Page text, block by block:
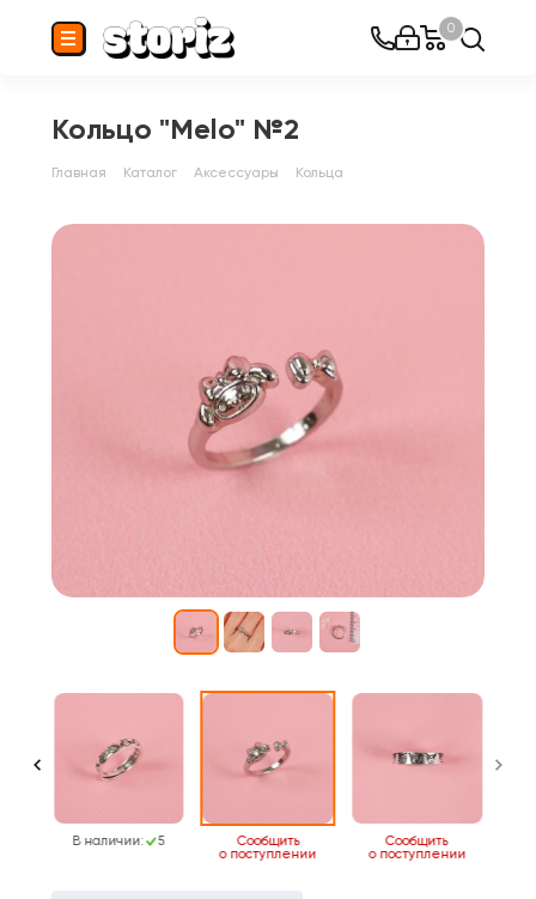
0
Кольцо "Melo" №2
Главная Каталог Аксессуары Кольца
В наличии: 5
Сообщить
о поступлении
Сообщить
о поступлении